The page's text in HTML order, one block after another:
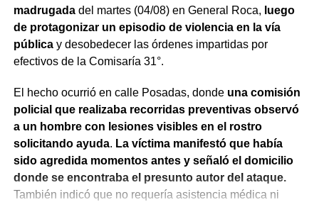
madrugadadel martes (04/08) en General Roca, luego
de protagonizar un episodio de violencia en la vía
públicay desobedecer las órdenes impartidas por
efectivos de la Comisaría 31°.
El hecho ocurrió en calle Posadas, donde una comisión
policial que realizaba recorridas preventivas observó
a un hombre con lesiones visibles en el rostro
solicitando ayuda. La víctima manifestó que había
sido agredida momentos antes y señaló el domicilio
donde se encontraba el presunto autor del ataque.
También indicó que no requería asistencia médica ni